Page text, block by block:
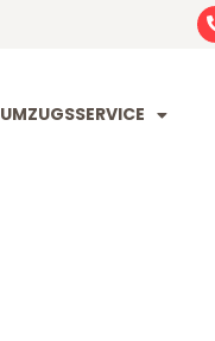
UMZUGSSERVICE